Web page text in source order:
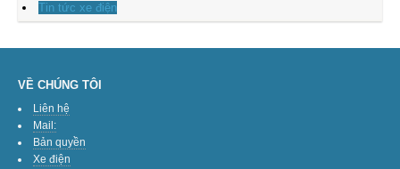
Tin tức xe điện
VỀ CHÚNG TÔI
Liên hệ
Mail:
Bản quyền
Xe điện